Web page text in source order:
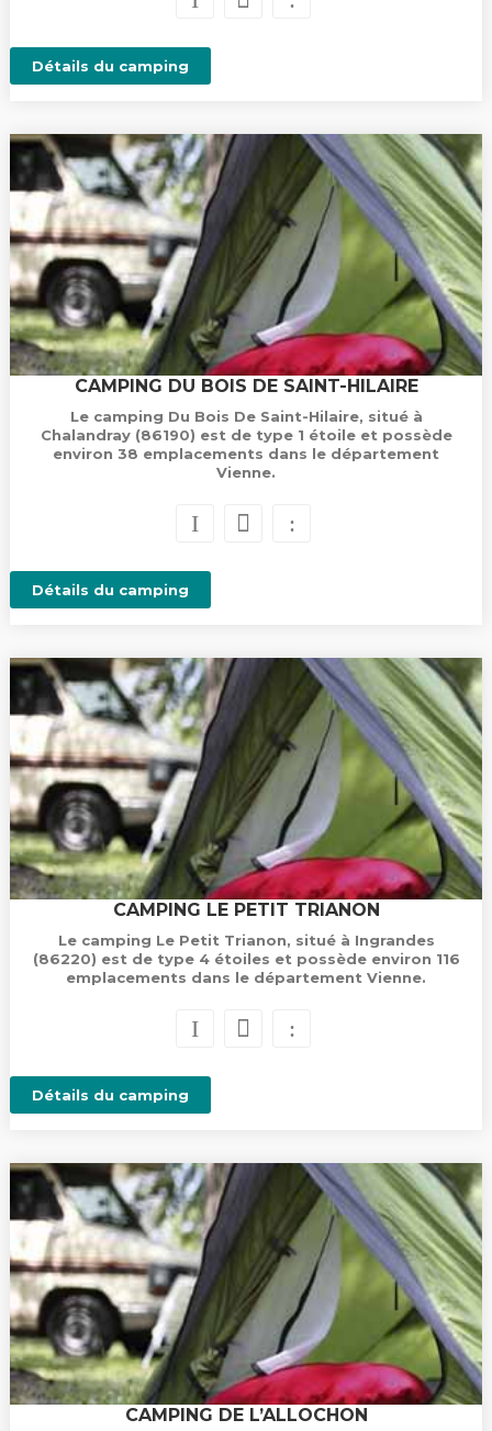
Détails du camping
CAMPING DU BOIS DE SAINT-HILAIRE
Le camping Du Bois De Saint-Hilaire, situé à
Chalandray (86190) est de type 1 étoile et possède
environ 38 emplacements dans le département
Vienne.
Détails du camping
CAMPING LE PETIT TRIANON
Le camping Le Petit Trianon, situé à Ingrandes
(86220) est de type 4 étoiles et possède environ 116
emplacements dans le département Vienne.
Détails du camping
CAMPING DE L’ALLOCHON